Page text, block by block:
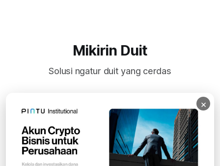
Mikirin Duit
Solusi ngatur duit yang cerdas
Subscribe
×